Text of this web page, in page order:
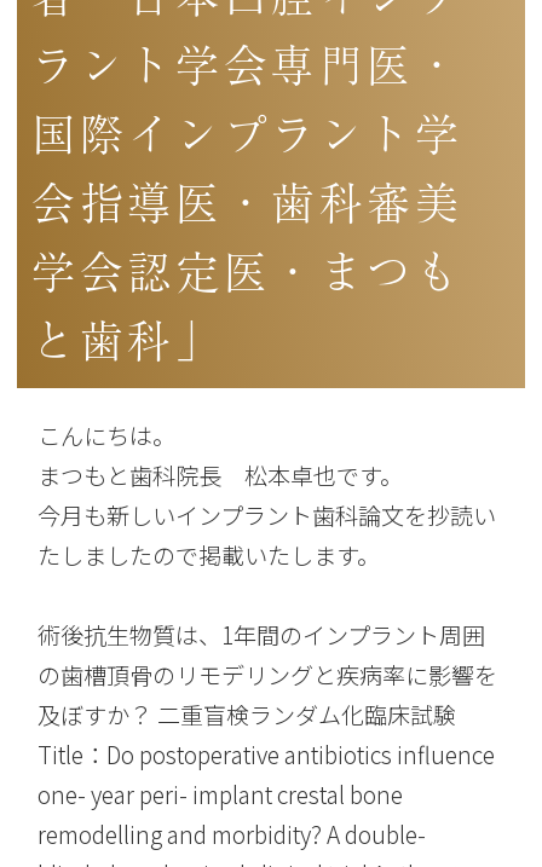
ラント学会専門医・
国際インプラント学
会指導医・歯科審美
学会認定医・まつも
と歯科」
こんにちは。
まつもと歯科院長 松本卓也です。
今月も新しいインプラント歯科論文を抄読い
たしましたので掲載いたします。
術後抗生物質は、1年間のインプラント周囲
の歯槽頂骨のリモデリングと疾病率に影響を
及ぼすか？ 二重盲検ランダム化臨床試験
Title：Do postoperative antibiotics influence
one- year peri- implant crestal bone
remodelling and morbidity? A double-